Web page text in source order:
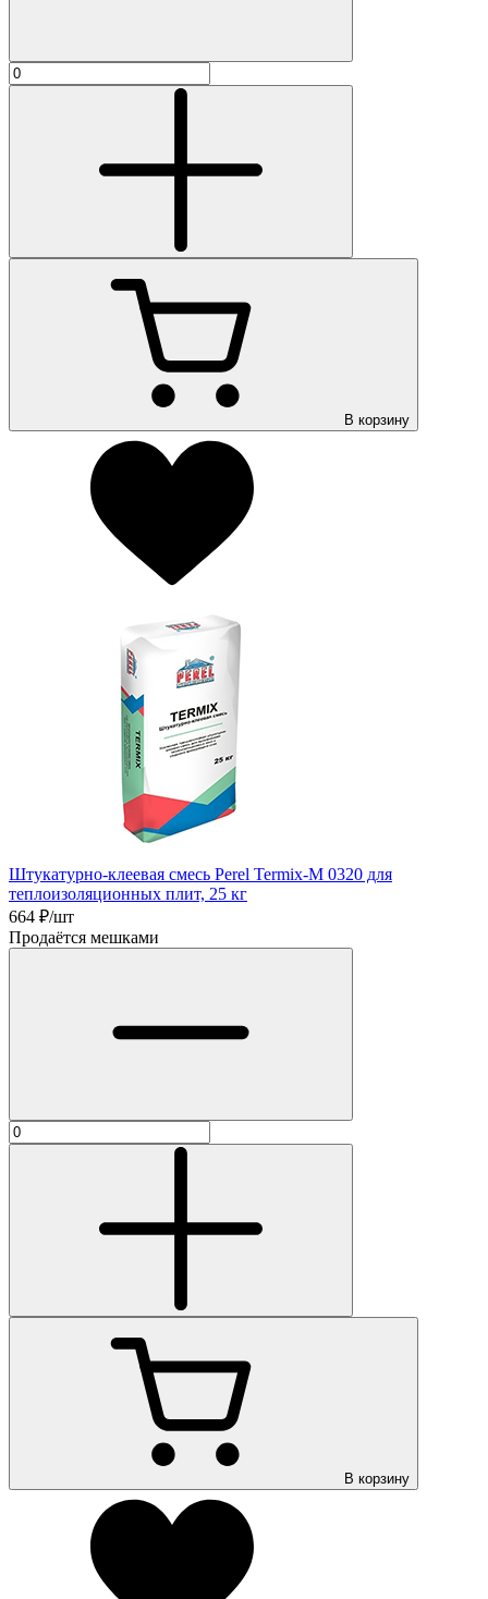
В корзину
Штукатурно-клеевая смесь Perel Termix-M 0320 для
теплоизоляционных плит, 25 кг
664 ₽/шт
Продаётся мешками
В корзину